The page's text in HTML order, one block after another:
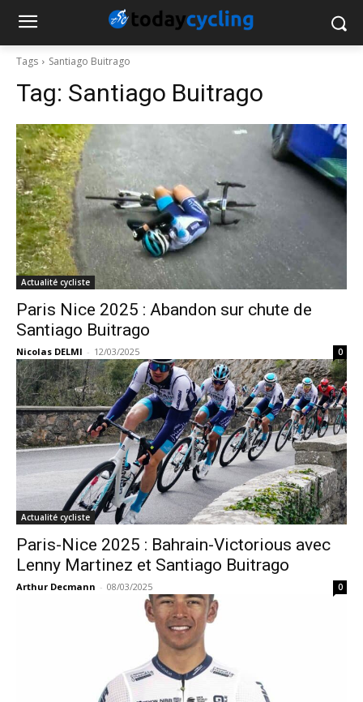
Tags Santiago Buitrago
Tag: Santiago Buitrago
Actualité cycliste
Paris Nice 2025 : Abandon sur chute de
Santiago Buitrago
Nicolas DELMI - 12/03/2025 0
Actualité cycliste
Paris-Nice 2025 : Bahrain-Victorious avec
Lenny Martinez et Santiago Buitrago
Arthur Decmann - 08/03/2025 0